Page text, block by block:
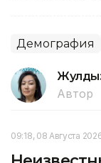
Демография
Автор
09:18, 08 Августа